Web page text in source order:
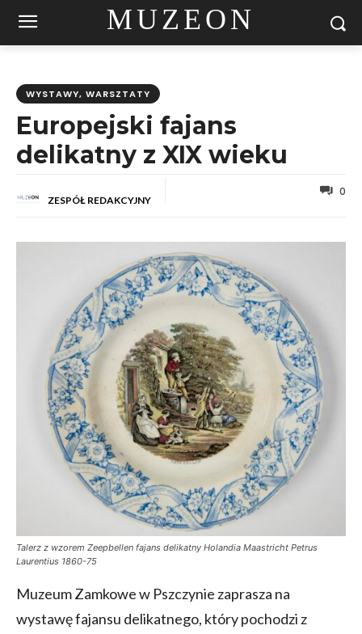
MUZEON
WYSTAWY, WARSZTATY
Europejski fajans
delikatny z XIX wieku
ZESPÓŁ REDAKCYJNY
0
Talerz z wzorem Zeepbellen fajans delikatny Holandia Maastricht Petrus
Laurentius 1860-75
Muzeum Zamkowe w Pszczynie zaprasza na
wystawę fajansu delikatnego, który pochodzi z